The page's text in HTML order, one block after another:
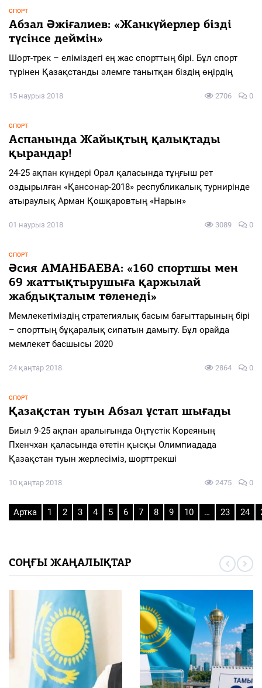
СПОРТ
Абзал Әжіғалиев: «Жанкүйерлер бізді
түсінсе деймін»
Шорт-трек – еліміздегі ең жас спорттың бірі. Бұл спорт
түрінен Қазақстанды әлемге танытқан біздің өңірдің
15 наурыз 2018 2706 0
СПОРТ
Аспанында Жайықтың қалықтады
қырандар!
24-25 ақпан күндері Орал қаласында тұңғыш рет
оздырылған «Қансонар-2018» республикалық турнирінде
атыраулық Арман Қошқаровтың «Нарын»
01 наурыз 2018 3089 0
СПОРТ
Әсия АМАНБАЕВА: «160 спортшы мен
69 жаттықтырушыға қаржылай
жабдықталым төленеді»
Мемлекетіміздің стратегиялық басым бағыттарының бірі
– спорттың бұқаралық сипатын дамыту. Бұл орайда
мемлекет басшысы 2020
24 қаңтар 2018 2864 0
СПОРТ
Қазақстан туын Абзал ұстап шығады
Биыл 9-25 ақпан аралығында Оңтүстік Кореяның
Пхенчхан қаласында өтетін қысқы Олимпиадада
Қазақстан туын жерлесіміз, шорттрекші
10 қаңтар 2018 2475 0
Артка 1 2 3 4 5 6 7 8 9 10 … 23 24
СОҢҒЫ ЖАҢАЛЫҚТАР